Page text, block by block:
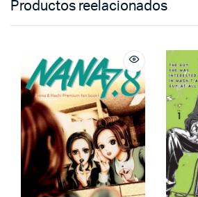
Productos reelacionados